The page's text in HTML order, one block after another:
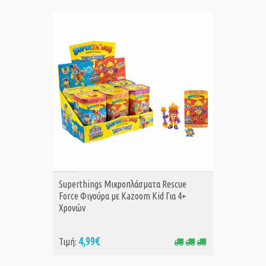
ΑΓΟΡΑ
Superthings Μικροπλάσματα Rescue
Force Φιγούρα με Kazoom Kid Για 4+
Χρονών
Τιμή: 4,99€